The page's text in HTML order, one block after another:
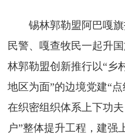
锡林郭勒盟阿巴嘎
民警、嘎查牧民一起升
林郭勒盟创新推行以“乡
地区为面”的边境党建“
在织密组织体系上下功
户”整体提升工程，建强